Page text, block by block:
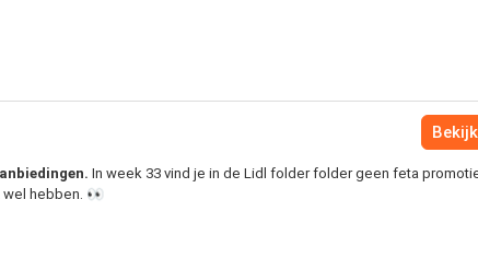
In week 33 vind je in de Lidl folder folder geen feta
hebben. 👀